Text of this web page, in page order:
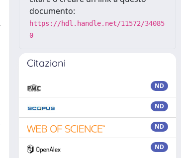
documento:
https://hdl.handle.net/11572/34085
0
Citazioni
ND
ND
ND
ND